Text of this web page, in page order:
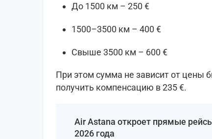
До 1500 км – 250 €
1500–3500 км – 400 €
Свыше 3500 км – 600 €
При этом сумма не зависит от цены
получить компенсацию в 235 €.
Air Astana откроет прямые
2026 года